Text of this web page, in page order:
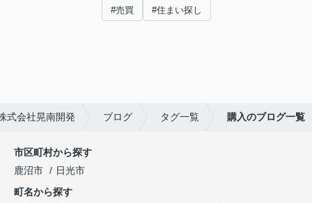
#売買 #住まい探し
式会社晃南開発 ブログ タグ一覧 購入のブログ一覧
市区町村から探す
鹿沼市
日光市
町名から探す